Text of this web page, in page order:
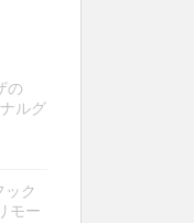
の
ルグ
ック
モー